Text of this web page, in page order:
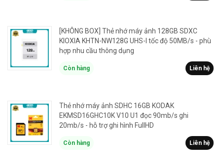
[KHÔNG BOX] Thẻ nhớ máy ảnh 128GB SDXC
KIOXIA KHTN-NW128G UHS-I tốc độ 50MB/s - phù
hợp nhu cầu thông dụng
Còn hàng Liên hệ
Thẻ nhớ máy ảnh SDHC 16GB KODAK
EKMSD16GHC10K V10 U1 đọc 90mb/s ghi
20mb/s - hỗ trợ ghi hình FullHD
Còn hàng Liên hệ